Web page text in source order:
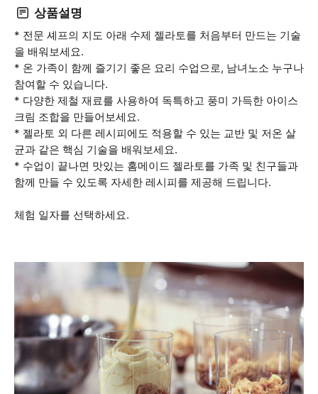
상품설명
* 전문 셰프의 지도 아래 수제 젤라토를 처음부터 만드는 기술
을 배워보세요.
* 온 가족이 함께 즐기기 좋은 요리 수업으로, 남녀노소 누구나
참여할 수 있습니다.
* 다양한 제철 재료를 사용하여 독특하고 풍미 가득한 아이스
크림 조합을 만들어보세요.
* 젤라토 외 다른 레시피에도 적용할 수 있는 교반 및 저온 살
균과 같은 핵심 기술을 배워보세요.
* 수업이 끝나면 맛있는 홈메이드 젤라토를 가족 및 친구들과
함께 만들 수 있도록 자세한 레시피를 제공해 드립니다.
체험 일자를 선택하세요.